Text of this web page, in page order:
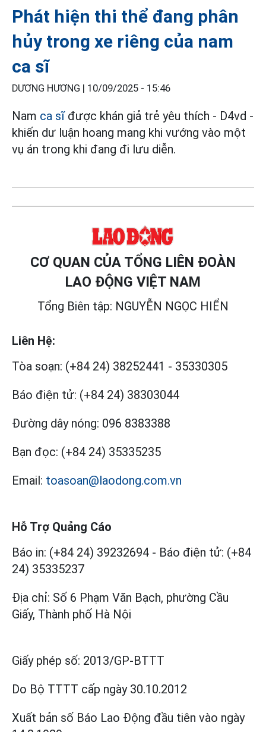
Phát hiện thi thể đang phân
hủy trong xe riêng của nam
ca sĩ
DƯƠNG HƯƠNG | 10/09/2025 - 15:46
Nam ca sĩđược khán giả trẻ yêu thích - D4vd -
khiến dư luận hoang mang khi vướng vào một
vụ án trong khi đang đi lưu diễn.
CƠ QUAN CỦA TỔNG LIÊN ĐOÀN
LAO ĐỘNG VIỆT NAM
Tổng Biên tập: NGUYỄN NGỌC HIỂN
Liên Hệ:
Tòa soạn: (+84 24) 38252441 - 35330305
Báo điện tử: (+84 24) 38303044
Đường dây nóng: 096 8383388
Bạn đọc: (+84 24) 35335235
Email: toasoan@laodong.com.vn
Hỗ Trợ Quảng Cáo
Báo in: (+84 24) 39232694 - Báo điện tử: (+84
24) 35335237
Địa chỉ: Số 6 Phạm Văn Bạch, phường Cầu
Giấy, Thành phố Hà Nội
Giấy phép số: 2013/GP-BTTT
Do Bộ TTTT cấp ngày 30.10.2012
Xuất bản số Báo Lao Động đầu tiên vào ngày